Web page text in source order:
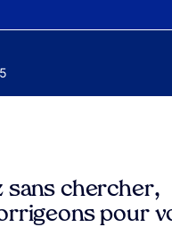
sans chercher,
pour